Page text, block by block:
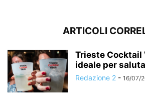
ARTICOLI
Trieste Cocktail
ideale per
Redazione 2 - 16/07/